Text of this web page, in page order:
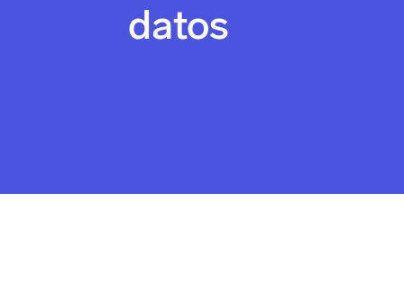
datos